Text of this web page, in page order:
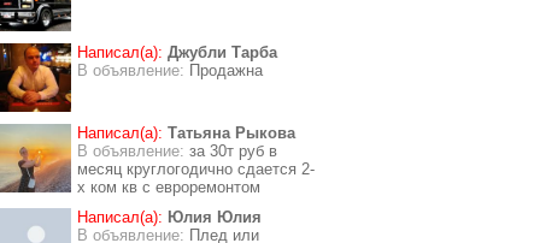
Написал(а): Джубли Тарба
В объявление: Продажна
Написал(а): Татьяна Рыкова
В объявление: за 30т руб в
месяц круглогодично сдается 2-
х ком кв с евроремонтом
Написал(а): Юлия Юлия
В объявление: Плед или